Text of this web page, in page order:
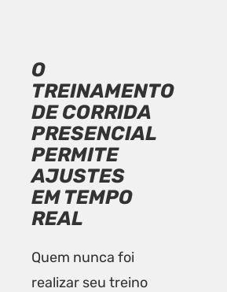
O
TREINAMENTO
DE CORRIDA
PRESENCIAL
PERMITE
AJUSTES
EM TEMPO
REAL
Quem nunca foi
realizar seu treino